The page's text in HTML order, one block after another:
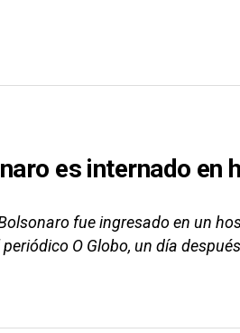
es internado en
fue ingresado en un
O Globo, un día